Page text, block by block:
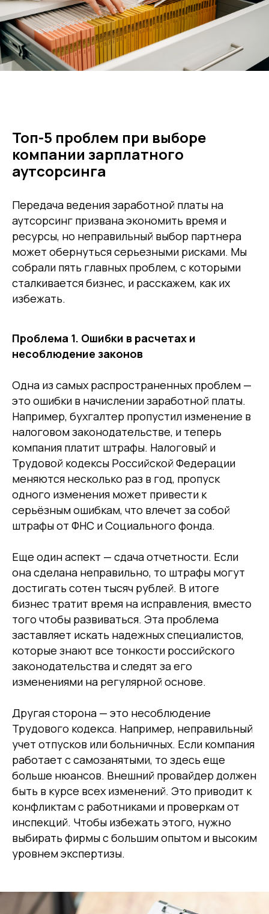
Топ-5 проблем при выборе
компании зарплатного
аутсорсинга
Передача ведения заработной платы на
аутсорсинг призвана экономить время и
ресурсы, но неправильный выбор партнера
может обернуться серьезными рисками. Мы
собрали пять главных проблем, с которыми
сталкивается бизнес, и расскажем, как их
избежать.
Проблема 1. Ошибки в расчетах и
несоблюдение законов
Одна из самых распространенных проблем —
это ошибки в начислении заработной платы.
Например, бухгалтер пропустил изменение в
налоговом законодательстве, и теперь
компания платит штрафы. Налоговый и
Трудовой кодексы Российской Федерации
меняются несколько раз в год, пропуск
одного изменения может привести к
серьёзным ошибкам, что влечет за собой
штрафы от ФНС и Социального фонда.
Еще один аспект — сдача отчетности. Если
она сделана неправильно, то штрафы могут
достигать сотен тысяч рублей. В итоге
бизнес тратит время на исправления, вместо
того чтобы развиваться. Эта проблема
заставляет искать надежных специалистов,
которые знают все тонкости российского
законодательства и следят за его
изменениями на регулярной основе.
Другая сторона — это несоблюдение
Трудового кодекса. Например, неправильный
учет отпусков или больничных. Если компания
работает с самозанятыми, то здесь еще
больше нюансов. Внешний провайдер должен
быть в курсе всех изменений. Это приводит к
конфликтам с работниками и проверкам от
инспекций. Чтобы избежать этого, нужно
выбирать фирмы с большим опытом и высоким
уровнем экспертизы.